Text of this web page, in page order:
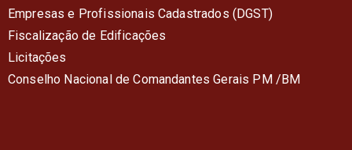
Empresas e Profissionais Cadastrados (DGST)
Fiscalização de Edificações
Licitações
Conselho Nacional de Comandantes Gerais PM /BM